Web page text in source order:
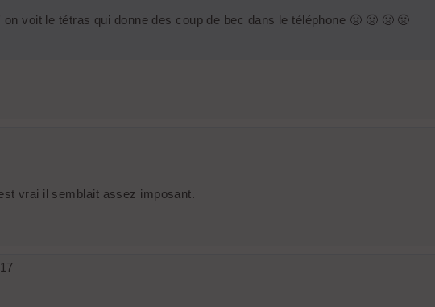
voit le tétras qui donne des coup de bec dans le téléphone 🤢 🤢 🤢 🤢
vrai il semblait assez imposant.